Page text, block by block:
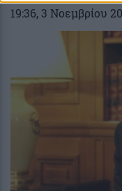
19:36, 3 Νοεμβρίου